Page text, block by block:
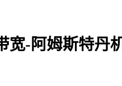
宽-阿姆斯特丹